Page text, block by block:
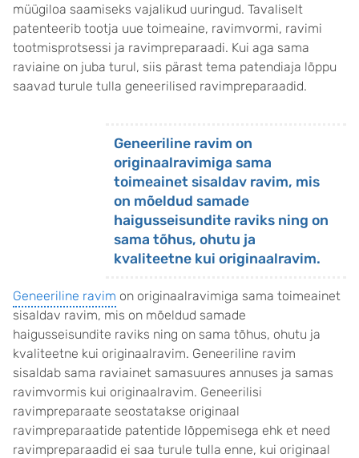
müügiloa saamiseks vajalikud uuringud. Tavaliselt
patenteerib tootja uue toimeaine, ravimvormi, ravimi
tootmisprotsessi ja ravimpreparaadi. Kui aga sama
raviaine on juba turul, siis pärast tema patendiaja lõppu
saavad turule tulla geneerilised ravimpreparaadid.
Geneeriline ravim on
originaalravimiga sama
toimeainet sisaldav ravim, mis
on mõeldud samade
haigusseisundite raviks ning on
sama tõhus, ohutu ja
kvaliteetne kui originaalravim.
Geneeriline ravim on originaalravimiga sama toimeainet
sisaldav ravim, mis on mõeldud samade
haigusseisundite raviks ning on sama tõhus, ohutu ja
kvaliteetne kui originaalravim. Geneeriline ravim
sisaldab sama raviainet samasuures annuses ja samas
ravimvormis kui originaalravim. Geneerilisi
ravimpreparaate seostatakse originaal
ravimpreparaatide patentide lõppemisega ehk et need
ravimpreparaadid ei saa turule tulla enne, kui originaal